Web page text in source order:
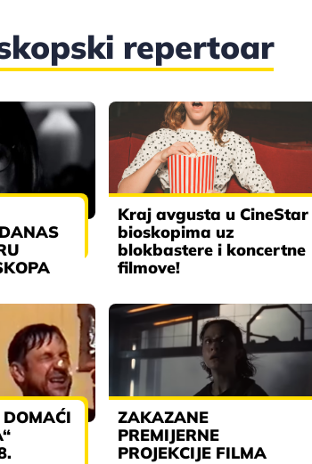
repertoar
Kraj avgusta u CineStar
bioskopima uz
blokbastere i koncertne
filmove!
ZAKAZANE
PREMIJERNE
PROJEKCIJE FILMA